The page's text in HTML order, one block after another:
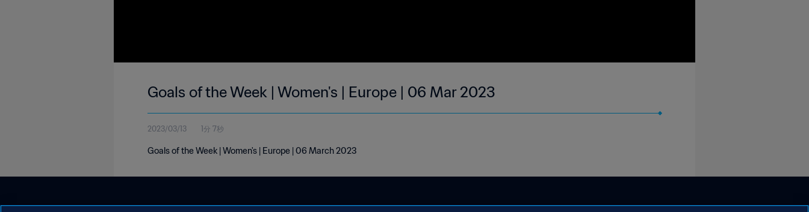
Goals of the Week | Women's | Europe | 06 Mar 2023
2023/03/13 1分 7秒
Goals of the Week | Women's | Europe | 06 March 2023